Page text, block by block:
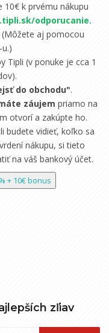
10€ k prvému nákupu
odporucanie.
(Môžete aj pomocou
Tipli (v ponuke je cca 1
do obchodu".
záujem priamo na
otvorí a zakúpte ho.
budete vidieť, koľko sa
nákupu, si tieto
na váš bankový účet.
+ 10€ bonus
zľiav